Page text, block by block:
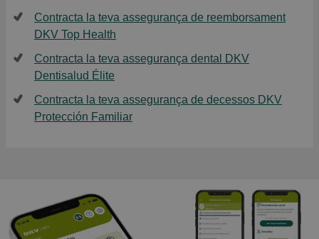
Contracta la teva assegurança de reemborsament
DKV Top Health
Contracta la teva assegurança dental DKV
Dentisalud Élite
Contracta la teva assegurança de decessos DKV
Protección Familiar